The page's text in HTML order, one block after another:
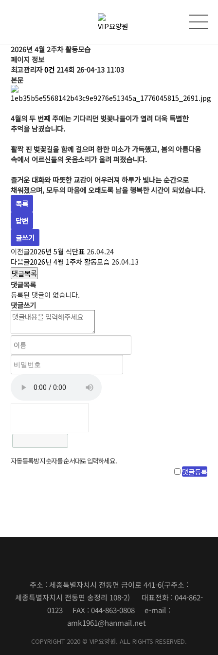
2026년 4월 2주차 활동모습
페이지 정보
최고관리자0건 214회 26-04-13 11:03
본문
4월의 두 번째 주에는 기다리던 벚꽃나들이가 열려 더욱 특별한
추억을 남겼습니다.
활짝 핀 벚꽃길을 함께 걸으며 환한 미소가 가득했고, 봄의 아름다움
속에서 어르신들의 웃음소리가 울려 퍼졌습니다.
즐거운 대화와 따뜻한 교감이 어우러져 하루가 빛나는 순간으로
채워졌으며, 모두의 마음에 오래도록 남을 행복한 시간이 되었습니다.
목록
답변
글쓰기
이전글2026년 5월 식단표 26.04.24
다음글2026년 4월 1주차 활동모습 26.04.13
댓글목록
댓글목록
등록된 댓글이 없습니다.
댓글쓰기
자동등록방지 숫자를 순서대로 입력하세요.
주소 : 세종특별자치시 전동면 금이로 441-6(구주소 :
세종특별자치시 전동면 송정리 108-2) 대표전화 : 044-862-
0123 FAX : 044-863-0808 e-mail :
amk1961@hanmail.net
COPYRIGHT 2020 © VIP요양원. ALL RIGHTS RESERVED.